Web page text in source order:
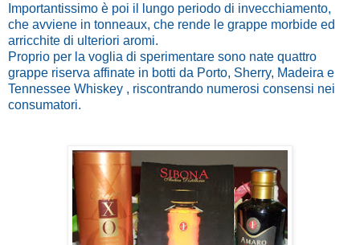
Importantissimo è poi il lungo periodo di invecchiamento,
che avviene in tonneaux, che rende le grappe morbide ed
arricchite di ulteriori aromi.
Proprio per la voglia di sperimentare sono nate quattro
grappe riserva affinate in botti da Porto, Sherry, Madeira e
Tennessee Whiskey , riscontrando numerosi consensi nei
consumatori.